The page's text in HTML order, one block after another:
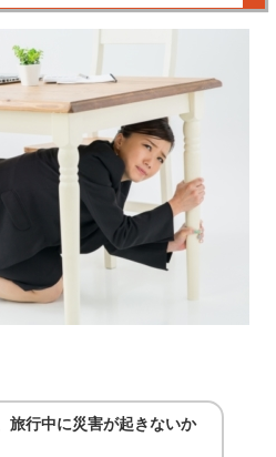
旅行中に災害が起きないか